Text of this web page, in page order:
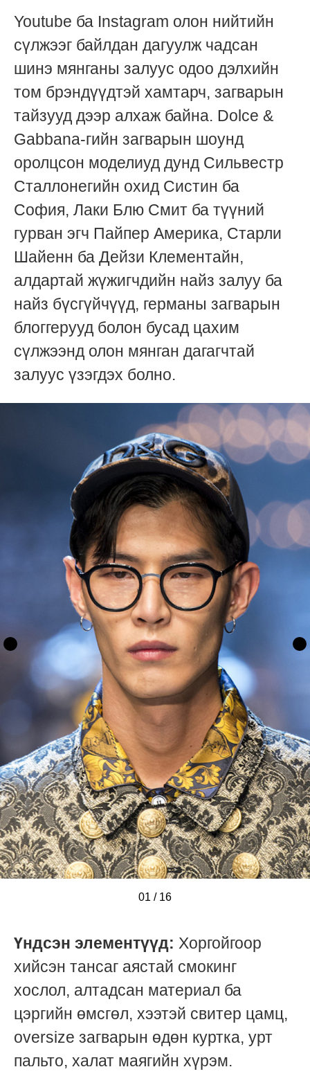
Youtube ба Instagram олон нийтийн
сүлжээг байлдан дагуулж чадсан
шинэ мянганы залуус одоо дэлхийн
том брэндүүдтэй хамтарч, загварын
тайзууд дээр алхаж байна. Dolce &
Gabbana-гийн загварын шоунд
оролцсон моделиуд дунд Сильвестр
Сталлонегийн охид Систин ба
София, Лаки Блю Смит ба түүний
гурван эгч Пайпер Америка, Старли
Шайенн ба Дейзи Клементайн,
алдартай жүжигчдийн найз залуу ба
найз бүсгүйчүүд, германы загварын
блоггерууд болон бусад цахим
сүлжээнд олон мянган дагагчтай
залуус үзэгдэх болно.
01 / 16
/////////
//////
Үндсэн элементүүд: Хоргойгоор
хийсэн тансаг аястай смокинг
хослол, алтадсан материал ба
цэргийн өмсгөл, хээтэй свитер цамц,
oversize загварын өдөн куртка, урт
пальто, халат маягийн хүрэм.